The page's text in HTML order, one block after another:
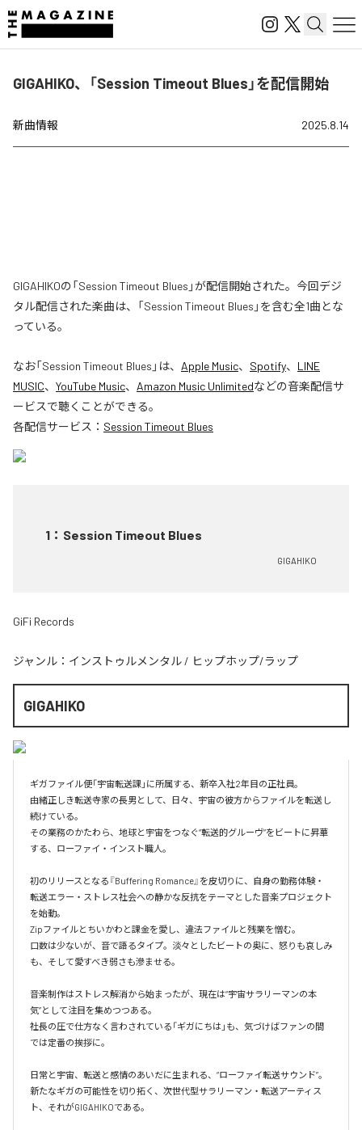
GIGAHIKO、「Session Timeout Blues」を配信開始
新曲情報 2025.8.14
GIGAHIKOの「Session Timeout Blues」が配信開始された。今回デジ
タル配信された楽曲は、「Session Timeout Blues」を含む全1曲とな
っている。
なお「Session Timeout Blues 」は、 Apple Music、 Spotify、 LINE
MUSIC、 YouTube Music、 Amazon Music Unlimitedなどの音楽配信サ
ービスで聴くことができる。
各配信サービス： Session Timeout Blues
1 ： Session Timeout Blues
GIGAHIKO
GiFi Records
ジャンル： インストゥルメンタル / ヒップホップ/ラップ
GIGAHIKO
ギガファイル便「宇宙転送課」に所属する、新卒入社2年目の正社員。
由緒正しき転送寺家の長男として、日々、宇宙の彼方からファイルを転送し
続けている。
その業務のかたわら、地球と宇宙をつなぐ“転送的グルーヴ”をビートに昇華
する、ローファイ・インスト職人。
初のリリースとなる『Buffering Romance』を皮切りに、自身の勤務体験・
転送エラー・ストレス社会への静かな反抗をテーマとした音楽プロジェクト
を始動。
Zipファイルとちいかわと課金を愛し、違法ファイルと残業を憎む。
口数は少ないが、音で語るタイプ。淡々としたビートの奥に、怒りも哀しみ
も、そして愛すべき弱さも滲ませる。
音楽制作はストレス解消から始まったが、現在は“宇宙サラリーマンの本
気”として注目を集めつつある。
社長の圧で仕方なく言わされている「ギガにちは」も、気づけばファンの間
では定番の挨拶に。
日常と宇宙、転送と感情のあいだに生まれる、“ローファイ転送サウンド”。
新たなギガの可能性を切り拓く、次世代型サラリーマン・転送アーティス